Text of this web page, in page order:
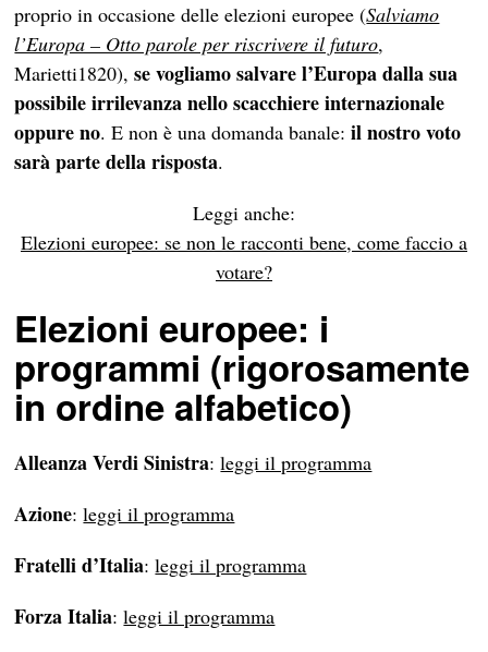
proprio in occasione delle elezioni europee (Salviamo
l’Europa – Otto parole per riscrivere il futuro,
Marietti1820),se vogliamo salvare l’Europa dalla sua
possibile irrilevanza nello scacchiere internazionale
oppure no. E non è una domanda banale: il nostro voto
sarà parte della risposta.
Leggi anche:
Elezioni europee: se non le racconti bene, come faccio a
votare?
Elezioni europee: i
programmi (rigorosamente
in ordine alfabetico)
Alleanza Verdi Sinistra:leggi il programma
Azione:leggi il programma
Fratelli d’Italia:leggi il programma
Forza Italia:leggi il programma